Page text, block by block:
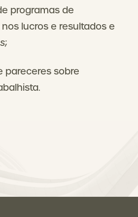
programas de
lucros e resultados e
;
pareceres sobre